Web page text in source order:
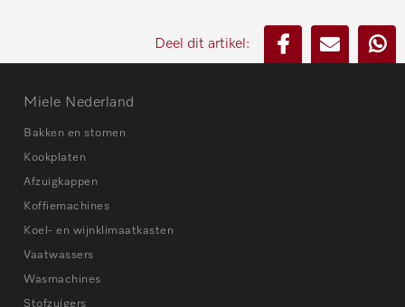
Deel dit artikel:
Miele Nederland
Bakken en stomen
Kookplaten
Afzuigkappen
Koffiemachines
Koel- en wijnklimaatkasten
Vaatwassers
Wasmachines
Stofzuigers